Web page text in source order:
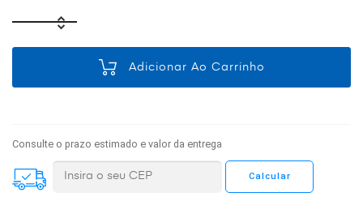
Adicionar Ao Carrinho
Consulte o prazo estimado e valor da entrega